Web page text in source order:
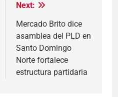
Next:
Mercado Brito dice
asamblea del PLD en
Santo Domingo
Norte fortalece
estructura partidaria